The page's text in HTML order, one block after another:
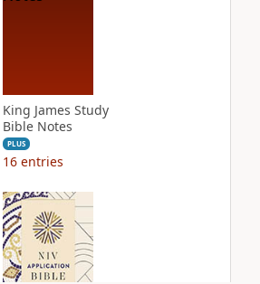
King James Study
Bible Notes
PLUS
16 entries